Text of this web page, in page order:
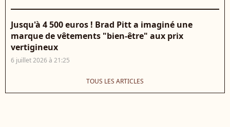
Jusqu'à 4 500 euros ! Brad Pitt a imaginé une
marque de vêtements "bien-être" aux prix
vertigineux
6 juillet 2026 à 21:25
TOUS LES ARTICLES